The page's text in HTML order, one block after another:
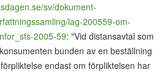
sv/dokument-
lag-200559-om-
2005-59: "Vid distansavtal som
bunden av en beställning
endast om förpliktelsen har